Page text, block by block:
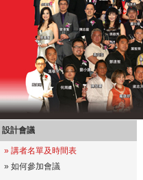
設計會議
» 講者名單及時間表
» 如何參加會議